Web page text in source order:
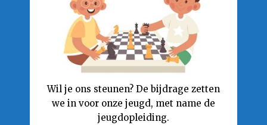
Wil je ons steunen? De bijdrage zetten
we in voor onze jeugd, met name de
jeugdopleiding.